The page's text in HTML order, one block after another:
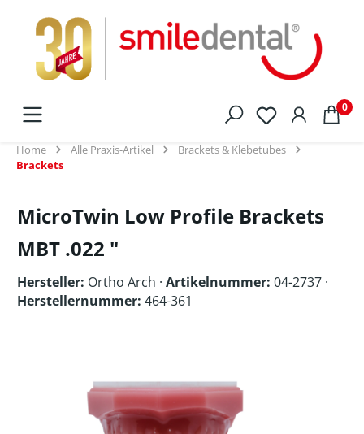
springen
0
Home Alle Praxis-Artikel
Brackets & Klebetubes
Brackets
MicroTwin Low Profile Brackets
MBT .022 "
Hersteller: Ortho Arch · Artikelnummer: 04-2737 ·
Herstellernummer: 464-361